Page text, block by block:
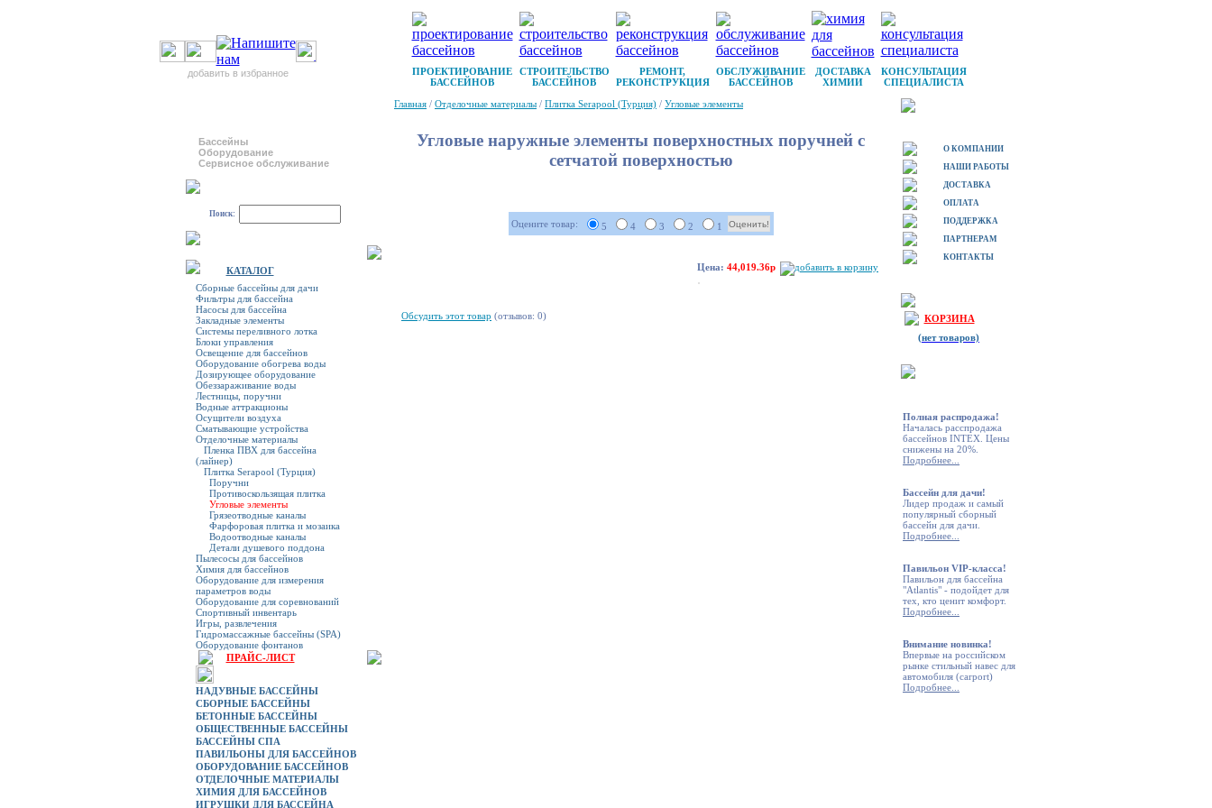
добавить в избранное
ПРОЕКТИРОВАНИЕ
БАССЕЙНОВ
СТРОИТЕЛЬСТВО
БАССЕЙНОВ
РЕМОНТ,
РЕКОНСТРУКЦИЯ
ОБСЛУЖИВАНИЕ
БАССЕЙНОВ
ДОСТАВКА
ХИМИИ
КОНСУЛЬТАЦИЯ
СПЕЦИАЛИСТА
Бассейны
Оборудование
Сервисное обслуживание
Поиск:
КАТАЛОГ
Сборные бассейны для дачи
Фильтры для бассейна
Насосы для бассейна
Закладные элементы
Системы переливного лотка
Блоки управления
Освещение для бассейнов
Оборудование обогрева воды
Дозирующее оборудование
Обеззараживание воды
Лестницы, поручни
Водные аттракционы
Осущители воздуха
Сматывающие устройства
Отделочные материалы
Пленка ПВХ для бассейна
(лайнер)
Плитка Serapool (Турция)
Поручни
Противоскользящая плитка
Угловые элементы
Грязеотводные каналы
Фарфоровая плитка и мозаика
Водоотводные каналы
Детали душевого поддона
Пылесосы для бассейнов
Химия для бассейнов
Оборудование для измерения
параметров воды
Оборудование для соревнований
Спортивный инвентарь
Игры, развлечения
Гидромассажные бассейны (SPA)
Оборудование фонтанов
ПРАЙС-ЛИСТ
НАДУВНЫЕ БАССЕЙНЫ
СБОРНЫЕ БАССЕЙНЫ
БЕТОННЫЕ БАССЕЙНЫ
ОБЩЕСТВЕННЫЕ БАССЕЙНЫ
БАССЕЙНЫ СПА
ПАВИЛЬОНЫ ДЛЯ БАССЕЙНОВ
ОБОРУДОВАНИЕ БАССЕЙНОВ
ОТДЕЛОЧНЫЕ МАТЕРИАЛЫ
ХИМИЯ ДЛЯ БАССЕЙНОВ
ИГРУШКИ ДЛЯ БАССЕЙНА
Главная / Отделочные материалы / Плитка Serapool (Турция) / Угловые элементы
Угловые наружные элементы поверхностных поручней с
сетчатой поверхностью
Оцените товар: 5 4 3 2 1
Цена: 44,019.36р
Обсудить этот товар (отзывов: 0)
О КОМПАНИИ
НАШИ РАБОТЫ
ДОСТАВКА
ОПЛАТА
ПОДДЕРЖКА
ПАРТНЕРАМ
КОНТАКТЫ
КОРЗИНА
(нет товаров)
Полная распродажа!
Началась расспродажа
бассейнов INTEX. Цены
снижены на 20%.
Подробнее...
Бассейн для дачи!
Лидер продаж и самый
популярный сборный
бассейн для дачи
Подробнее...
Павильон VIP-класса!
Павильон для бассейна
"Atlantis" - подойдет для
тех, кто ценит комфорт.
Подробнее...
Внимание новинка!
Впервые на российском
рынке стильный навес для
автомобиля (carport)
Подробнее...